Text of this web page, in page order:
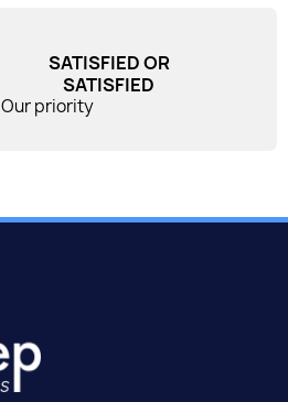
SATISFIED OR
SATISFIED
Our priority